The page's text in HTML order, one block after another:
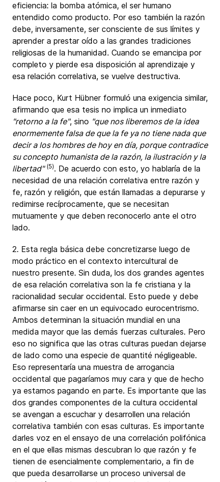
eficiencia: la bomba atómica, el ser humano
entendido como producto. Por eso también la razón
debe, inversamente, ser consciente de sus límites y
aprender a prestar oído a las grandes tradiciones
religiosas de la humanidad. Cuando se emancipa por
completo y pierde esa disposición al aprendizaje y
esa relación correlativa, se vuelve destructiva.
Hace poco, Kurt Hübner formuló una exigencia similar,
afirmando que esa tesis no implica un inmediato
"retorno a la fe", sino "que nos liberemos de la idea
enormemente falsa de que la fe ya no tiene nada que
decir a los hombres de hoy en día, porque contradice
su concepto humanista de la razón, la ilustración y la
libertad" (5). De acuerdo con esto, yo hablaría de la
necesidad de una relación correlativa entre razón y
fe, razón y religión, que están llamadas a depurarse y
redimirse recíprocamente, que se necesitan
mutuamente y que deben reconocerlo ante el otro
lado.
2. Esta regla básica debe concretizarse luego de
modo práctico en el contexto intercultural de
nuestro presente. Sin duda, los dos grandes agentes
de esa relación correlativa son la fe cristiana y la
racionalidad secular occidental. Esto puede y debe
afirmarse sin caer en un equivocado eurocentrismo.
Ambos determinan la situación mundial en una
medida mayor que las demás fuerzas culturales. Pero
eso no significa que las otras culturas puedan dejarse
de lado como una especie de quantité négligeable.
Eso representaría una muestra de arrogancia
occidental que pagaríamos muy cara y que de hecho
ya estamos pagando en parte. Es importante que las
dos grandes componentes de la cultura occidental
se avengan a escuchar y desarrollen una relación
correlativa también con esas culturas. Es importante
darles voz en el ensayo de una correlación polifónica
en el que ellas mismas descubran lo que razón y fe
tienen de esencialmente complementario, a fin de
que pueda desarrollarse un proceso universal de